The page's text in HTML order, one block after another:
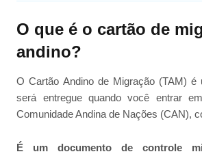
O que é o cartão de
andino?
O Cartão Andino de Migração (TAM) é
será entregue quando você entrar
Comunidade Andina de Nações (CAN),
É um documento de controle